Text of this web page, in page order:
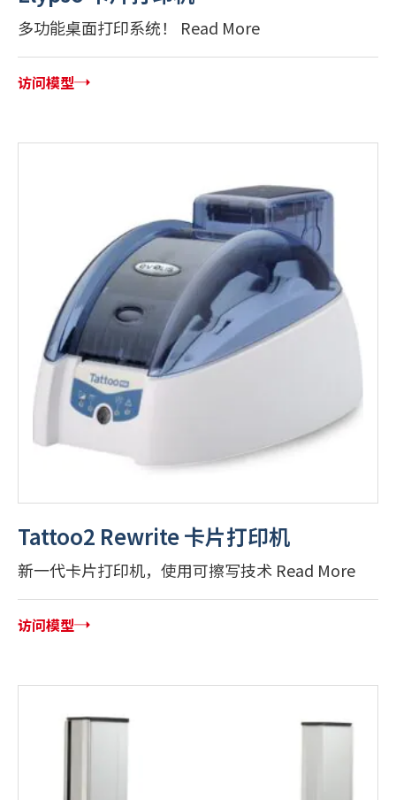
多功能桌面打印系统！ Read More
访问模型
Tattoo2 Rewrite 卡片打印机
新一代卡片打印机，使用可擦写技术 Read More
访问模型